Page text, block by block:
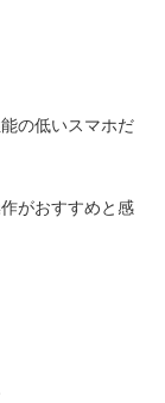
の低いスマホだ
がおすすめと感